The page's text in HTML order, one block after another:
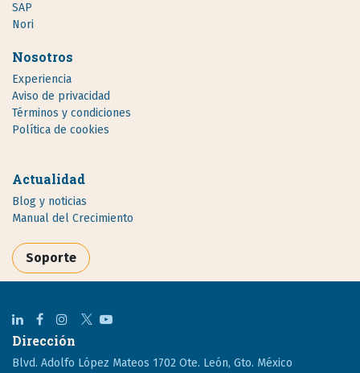
SAP
Nori
Nosotros
Experiencia
Aviso de privacidad
Términos y condiciones
Política de cookies
Actualidad
Blog y noticias
Manual del Crecimiento
Soporte
Dirección
Blvd. Adolfo López Mateos 1702 Ote. León, Gto. México